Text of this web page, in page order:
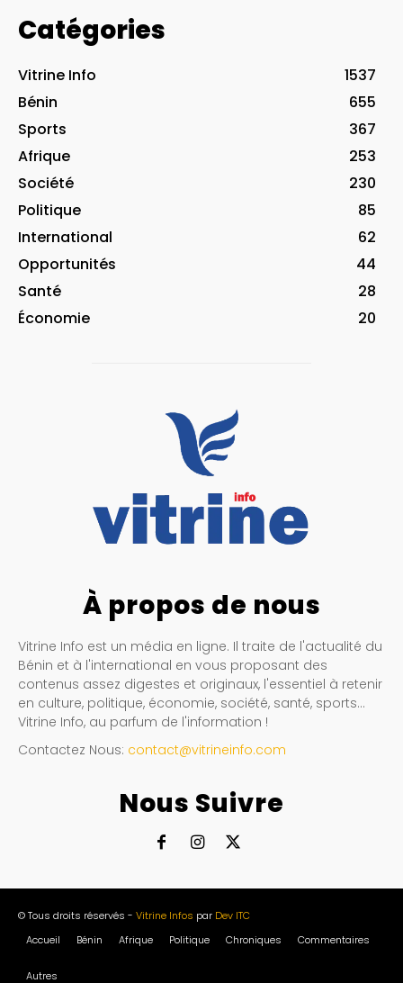
Catégories
Vitrine Info
1537
Bénin
655
Sports
367
Afrique
253
Société
230
Politique
85
International
62
Opportunités
44
Santé
28
Économie
20
À propos de nous
Vitrine Info est un média en ligne. Il traite de l'actualité du
Bénin et à l'international en vous proposant des
contenus assez digestes et originaux, l'essentiel à retenir
en culture, politique, économie, société, santé, sports…
Vitrine Info, au parfum de l'information !
Contactez Nous: contact@vitrineinfo.com
Nous Suivre
© Tous droits réservés - Vitrine Infos par Dev ITC
Accueil
Bénin Afrique Politique Chroniques Commentaires
Autres